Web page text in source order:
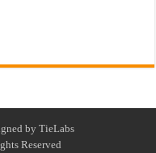
byTieLabs
Reserved